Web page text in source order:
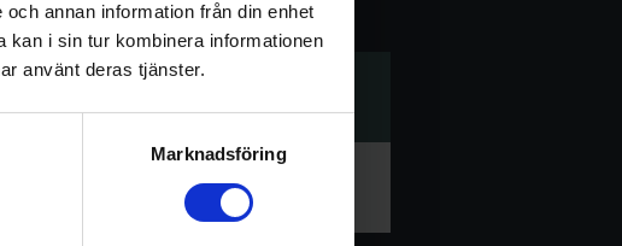
annan information från din enhet
i sin tur kombinera informationen
använt deras tjänster.
Marknadsföring